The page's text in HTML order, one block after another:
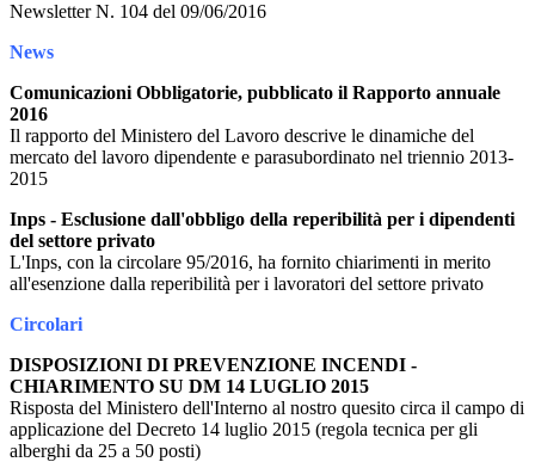
Newsletter N. 104 del 09/06/2016
News
Comunicazioni Obbligatorie, pubblicato il Rapporto annuale
2016
Il rapporto del Ministero del Lavoro descrive le dinamiche del
mercato del lavoro dipendente e parasubordinato nel triennio 2013-
2015
Inps - Esclusione dall'obbligo della reperibilità per i dipendenti
del settore privato
L'Inps, con la circolare 95/2016, ha fornito chiarimenti in merito
all'esenzione dalla reperibilità per i lavoratori del settore privato
Circolari
DISPOSIZIONI DI PREVENZIONE INCENDI -
CHIARIMENTO SU DM 14 LUGLIO 2015
Risposta del Ministero dell'Interno al nostro quesito circa il campo di
applicazione del Decreto 14 luglio 2015 (regola tecnica per gli
alberghi da 25 a 50 posti)